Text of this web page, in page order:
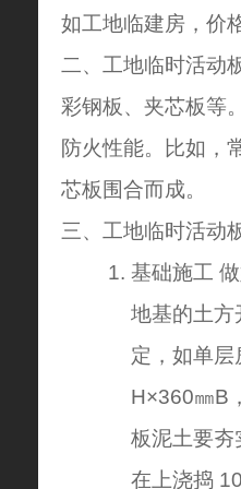
如工地临建房，价
二、工地临时活动
彩钢板、夹芯板等
防火性能。比如，
芯板围合而成。
三、工地临时活动
基础施工
地基的土方
定，如单
H×360㎜B
板泥土要夯
在上浇捣